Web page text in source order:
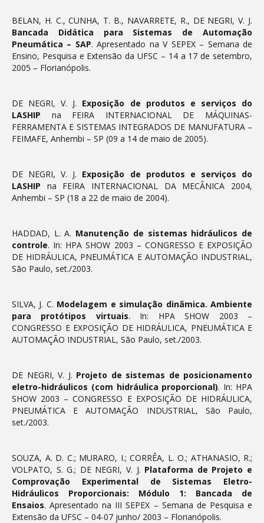
BELAN, H. C., CUNHA, T. B., NAVARRETE, R., DE NEGRI, V. J.
Bancada Didática para Sistemas de Automação
Pneumática – SAP. Apresentado na V SEPEX – Semana de
Ensino, Pesquisa e Extensão da UFSC – 14 a 17 de setembro,
2005 – Florianópolis.
DE NEGRI, V. J. Exposição de produtos e serviços do
LASHIP na FEIRA INTERNACIONAL DE MÁQUINAS-
FERRAMENTA E SISTEMAS INTEGRADOS DE MANUFATURA –
FEIMAFE, Anhembi – SP (09 a 14 de maio de 2005).
DE NEGRI, V. J. Exposição de produtos e serviços do
LASHIP na FEIRA INTERNACIONAL DA MECÂNICA 2004,
Anhembi – SP (18 a 22 de maio de 2004).
HADDAD, L. A. Manutenção de sistemas hidráulicos de
controle. In: HPA SHOW 2003 – CONGRESSO E EXPOSIÇÃO
DE HIDRÁULICA, PNEUMÁTICA E AUTOMAÇÃO INDUSTRIAL,
São Paulo, set./2003.
SILVA, J. C. Modelagem e simulação dinâmica. Ambiente
para protótipos virtuais. In: HPA SHOW 2003 –
CONGRESSO E EXPOSIÇÃO DE HIDRÁULICA, PNEUMÁTICA E
AUTOMAÇÃO INDUSTRIAL, São Paulo, set./2003.
DE NEGRI, V. J. Projeto de sistemas de posicionamento
eletro-hidráulicos (com hidráulica proporcional). In: HPA
SHOW 2003 – CONGRESSO E EXPOSIÇÃO DE HIDRÁULICA,
PNEUMÁTICA E AUTOMAÇÃO INDUSTRIAL, São Paulo,
set./2003.
SOUZA, A. D. C.; MURARO, I.; CORRÊA, L. O.; ATHANASIO, R.;
VOLPATO, S. G.; DE NEGRI, V. J. Plataforma de Projeto e
Comprovação Experimental de Sistemas Eletro-
Hidráulicos Proporcionais: Módulo 1: Bancada de
Ensaios. Apresentado na III SEPEX – Semana de Pesquisa e
Extensão da UFSC – 04-07 junho/ 2003 – Florianópolis.